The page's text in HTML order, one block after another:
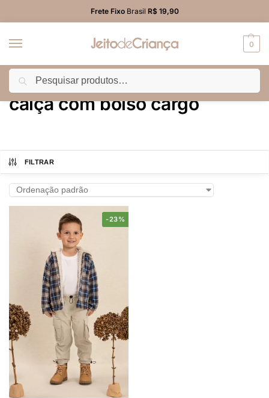
Frete FixoBrasil R$ 19,90
0
Início Produtos marcados com a tag “calça com bolso cargo”
calça com bolso cargo
FILTRAR
-23%